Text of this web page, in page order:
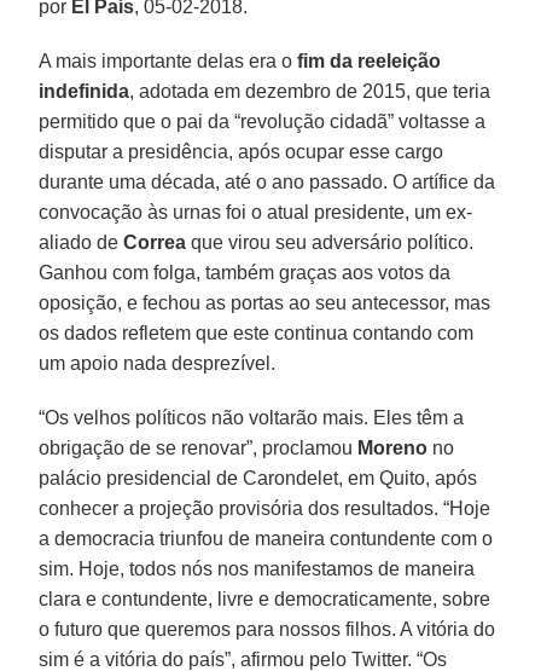
por El País, 05-02-2018.
A mais importante delas era ofim da reeleição
indefinida, adotada em dezembro de 2015, que teria
permitido que o pai da “revolução cidadã” voltasse a
disputar a presidência, após ocupar esse cargo
durante uma década, até o ano passado. O artífice da
convocação às urnas foi o atual presidente, um ex-
aliado deCorrea que virou seu adversário político.
Ganhou com folga, também graças aos votos da
oposição, e fechou as portas ao seu antecessor, mas
os dados refletem que este continua contando com
um apoio nada desprezível.
“Os velhos políticos não voltarão mais. Eles têm a
obrigação de se renovar”, proclamou Moreno no
palácio presidencial de Carondelet, em Quito, após
conhecer a projeção provisória dos resultados. “Hoje
a democracia triunfou de maneira contundente com o
sim. Hoje, todos nós nos manifestamos de maneira
clara e contundente, livre e democraticamente, sobre
o futuro que queremos para nossos filhos. A vitória do
sim é a vitória do país”, afirmou pelo Twitter. “Os